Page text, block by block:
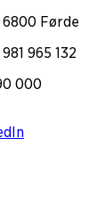
Førde
965 132
000